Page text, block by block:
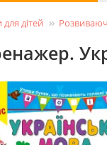
дітей